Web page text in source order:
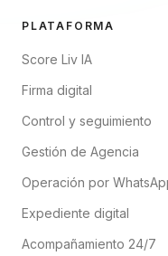
PLATAFORMA
Score Liv IA
Firma digital
Control y seguimiento
Gestión de Agencia
Operación por
Expediente digital
Acompañamiento 24/7